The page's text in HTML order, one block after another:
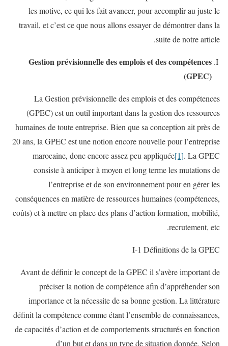
les motive, ce qui les fait avancer, pour accomplir au juste le
travail, et c’est ce que nous allons essayer de démontrer dans la
suite de notre article.
Gestion prévisionnelle des emplois et des compétences
(GPEC)
La Gestion prévisionnelle des emplois et des compétences
(GPEC) est un outil important dans la gestion des ressources
humaines de toute entreprise. Bien que sa conception ait près de
20 ans, la GPEC est une notion encore nouvelle pour l’entreprise
marocaine, donc encore assez peu appliquée[1]. La GPEC
consiste à anticiper à moyen et long terme les mutations de
l’entreprise et de son environnement pour en gérer les
conséquences en matière de ressources humaines (compétences,
coûts) et à mettre en place des plans d’action formation, mobilité,
recrutement, etc.
I-1 Définitions de la GPEC
Avant de définir le concept de la GPEC il s’avère important de
préciser la notion de compétence afin d’appréhender son
importance et la nécessite de sa bonne gestion. La littérature
définit la compétence comme étant l’ensemble de connaissances,
de capacités d’action et de comportements structurés en fonction
d’un but et dans un type de situation donnée. Selon